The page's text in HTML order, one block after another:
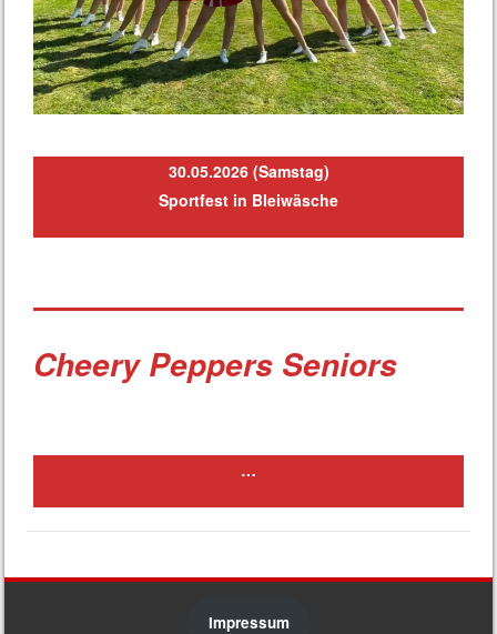
30.05.2026 (Samstag)
Sportfest in Bleiwäsche
Cheery Peppers Seniors
…
Impressum